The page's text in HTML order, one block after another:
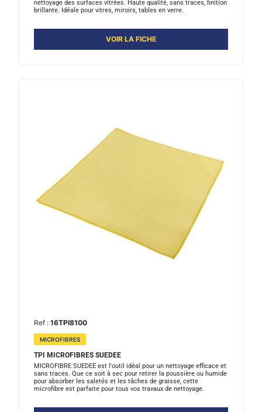
nettoyage des surfaces vitrées. Haute qualité, sans traces, finition
brillante. Idéale pour vitres, miroirs, tables en verre.
VOIR LA FICHE
Ref : 16TPI8100
MICROFIBRES
TPI MICROFIBRES SUEDEE
MICROFIBRE SUEDEE est l'outil idéal pour un nettoyage efficace et
sans traces. Que ce soit à sec pour retirer la poussière ou humide
pour absorber les saletés et les tâches de graisse, cette
microfibre est parfaite pour tous vos travaux de nettoyage.